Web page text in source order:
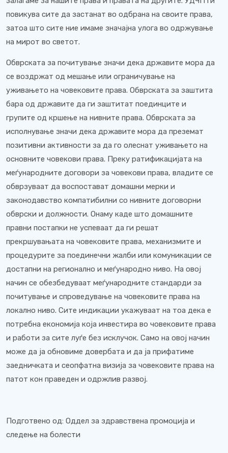
повикува сите да застанат во одбрана на своите права,
затоа што сите ние имаме значајна улога во одржување
на мирот во светот.
Обврската за почитување значи дека државите мора да
се воздржат од мешање или ограничување на
уживањето на човековите права. Обврската за заштита
бара од државите да ги заштитат поединците и
групите од кршење на нивните права. Обврската за
исполнување значи дека државите мора да преземат
позитивни активности за да го олеснат уживањето на
основните човекови права. Преку ратификацијата на
меѓународните договори за човекови права, владите се
обврзуваат да воспостават домашни мерки и
законодавство компатибилни со нивните договорни
обврски и должности. Онаму каде што домашните
правни постапки не успеваат да ги решат
прекршувањата на човековите права, механизмите и
процедурите за поединечни жалби или комуникации се
достапни на регионално и меѓународно ниво. На овој
начин се обезбедуваат меѓународните стандарди за
почитување и спроведување на човековите права на
локално ниво. Сите индикации укажуваат на тоа дека е
потребна економија која инвестира во човековите права
и работи за сите луѓе без исклучок. Само на овој начин
може да ја обновиме довербата и да ја прифатиме
заедничката и сеопфатна визија за човековите права на
патот кон праведен и одржлив развој.
Подготвено од: Оддел за здравствена промоција и
следење на болести